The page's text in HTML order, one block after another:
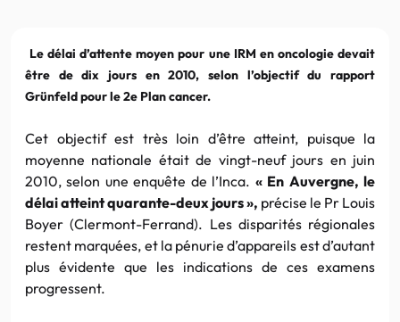
Le délai d’attente moyen pour une IRM en oncologie devait
être de dix jours en 2010, selon l’objectif du rapport
Grünfeld pour le 2e Plan cancer.
Cet objectif est très loin d’être atteint, puisque la
moyenne nationale était de vingt-neuf jours en juin
2010, selon une enquête de l’Inca. « En Auvergne, le
délai atteint quarante-deux jours », précise le Pr Louis
Boyer (Clermont-Ferrand). Les disparités régionales
restent marquées, et la pénurie d’appareils est d’autant
plus évidente que les indications de ces examens
progressent.